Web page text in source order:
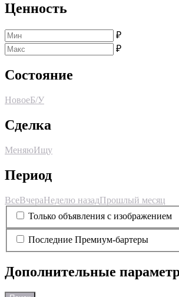
Ценность
₽
₽
Состояние
НовоеБ/У
Сделка
МеняюИщу
Период
ВсеВчераНеделю назадПрошлый месяц
Только объявления с изображением
Последние Премиум-бартеры
Дополнительные